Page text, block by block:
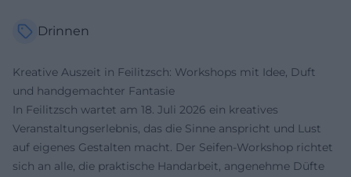
Drinnen
Kreative Auszeit in Feilitzsch: Workshops mit Idee, Duft
und handgemachter Fantasie
In Feilitzsch wartet am 18. Juli 2026 ein kreatives
Veranstaltungserlebnis, das die Sinne anspricht und Lust
auf eigenes Gestalten macht. Der Seifen-Workshop richtet
sich an alle, die praktische Handarbeit, angenehme Düfte